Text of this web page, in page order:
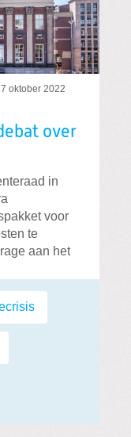
oktober 2022
over
in
voor
te
aan het